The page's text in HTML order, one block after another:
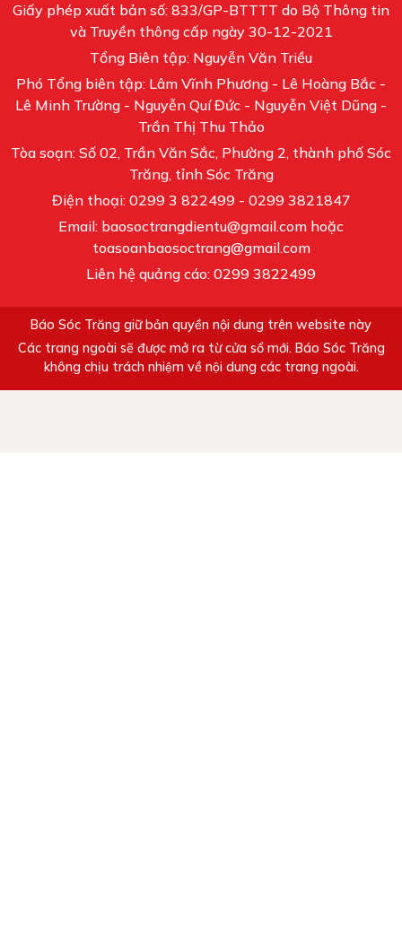
Giấy phép xuất bản số: 833/GP-BTTTT do Bộ Thông tin
và Truyền thông cấp ngày 30-12-2021
Tổng Biên tập: Nguyễn Văn Triều
Phó Tổng biên tập: Lâm Vĩnh Phương - Lê Hoàng Bắc -
Lê Minh Trường - Nguyễn Quí Đức - Nguyễn Việt Dũng -
Trần Thị Thu Thảo
Tòa soạn: Số 02, Trần Văn Sắc, Phường 2, thành phố Sóc
Trăng, tỉnh Sóc Trăng
Điện thoại: 0299 3 822499 - 0299 3821847
Email: baosoctrangdientu@gmail.com hoặc
toasoanbaosoctrang@gmail.com
Liên hệ quảng cáo: 0299 3822499
Báo Sóc Trăng giữ bản quyền nội dung trên website này
Các trang ngoài sẽ được mở ra từ cửa sổ mới. Báo Sóc Trăng
không chịu trách nhiệm về nội dung các trang ngoài.